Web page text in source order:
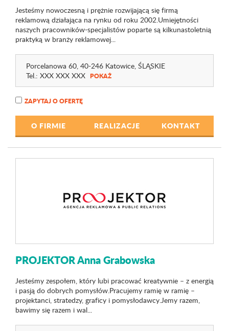
Jesteśmy nowoczesną i prężnie rozwijającą się firmą
reklamową działająca na rynku od roku 2002.Umiejętności
naszych pracowników-specjalistów poparte są kilkunastoletnią
praktyką w branży reklamowej...
Porcelanowa 60, 40-246 Katowice, ŚLĄSKIE
Tel.: XXX XXX XXX POKAŻ
ZAPYTAJ O OFERTĘ
O FIRMIE REALIZACJE KONTAKT
PROJEKTOR Anna Grabowska
Jesteśmy zespołem, który lubi pracować kreatywnie – z energią
i pasją do dobrych pomysłów.Pracujemy ramię w ramię –
projektanci, stratedzy, graficy i pomysłodawcy.Jemy razem,
bawimy się razem i wal...